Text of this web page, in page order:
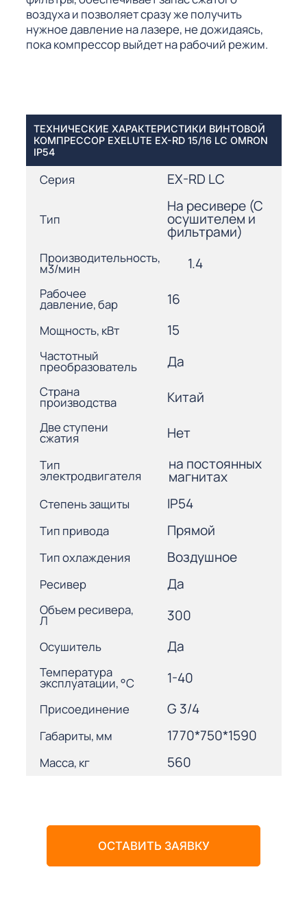
воздуха и позволяет сразу же получить
нужное давление на лазере, не дожидаясь,
пока компрессор выйдет на рабочий режим.
ТЕХНИЧЕСКИЕ ХАРАКТЕРИСТИКИ ВИНТОВОЙ
КОМПРЕССОР EXELUTE EX-RD 15/16 LC OMRON
IP54
Серия EX-RD LC
Тип
На ресивере (С
осушителем и
фильтрами)
Производительность,
м3/мин 1.4
Рабочее
давление, бар 16
Мощность, кВт 15
Частотный
преобразователь Да
Страна
производства Китай
Две ступени
сжатия Нет
Тип
электродвигателя
на постоянных
магнитах
Степень защиты IP54
Тип привода Прямой
Тип охлаждения Воздушное
Ресивер Да
Объем ресивера,
Л 300
Осушитель Да
Температура
эксплуатации, °С 1-40
Присоединение G 3/4
Габариты, мм 1770*750*1590
Масса, кг 560
ОСТАВИТЬ ЗАЯВКУ